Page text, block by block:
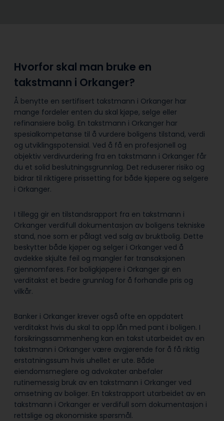
Hvorfor skal man bruke en
takstmann i Orkanger?
Å benytte en sertifisert takstmann i Orkanger har
mange fordeler enten du skal kjøpe, selge eller
refinansiere bolig. En takstmann i Orkanger har
spesialkompetanse til å vurdere boligens tilstand, verdi
og utviklingspotensial. Ved å få en profesjonell og
objektiv verdivurdering fra en takstmann i Orkanger får
du et solid beslutningsgrunnlag. Det reduserer risiko og
bidrar til riktigere prissetting for både kjøpere og selgere
i Orkanger.
I tillegg gir en tilstandsrapport fra en takstmann i
Orkanger verdifull dokumentasjon av boligens tekniske
stand, noe som er pålagt ved salg av bruktbolig. Dette
beskytter både kjøper og selger i Orkanger ved å
avdekke skjulte feil og mangler før transaksjonen
gjennomføres. For boligkjøpere i Orkanger gir en
verditakst et bedre grunnlag for å forhandle pris og
vilkår.
Banker i Orkanger krever også ofte en oppdatert
verditakst hvis du skal ta opp lån med pant i boligen. I
forsikringssammenheng kan en takst utarbeidet av en
takstmann i Orkanger være avgjørende for å få riktig
erstatningssum hvis uhellet er ute. Både
eiendomsmeglere og advokater anbefaler
rutinemessig bruk av en takstmann i Orkanger ved
omsetning av boliger. En takstrapport utarbeidet av en
takstmann i Orkanger er verdifull som dokumentasjon i
rettslige og økonomiske spørsmål.